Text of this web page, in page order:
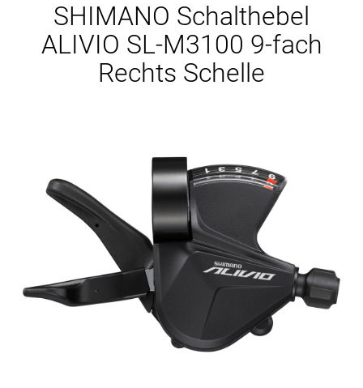
SHIMANO Schalthebel
ALIVIO SL-M3100 9-fach
Rechts Schelle